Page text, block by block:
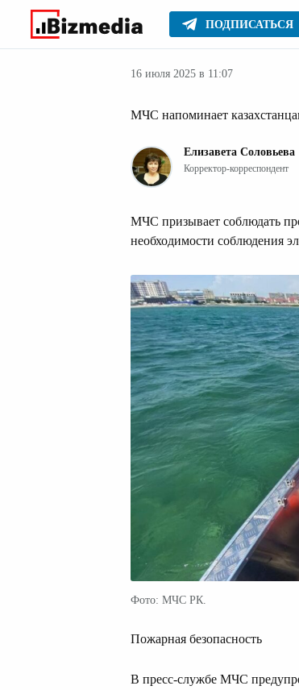
ПОДПИСАТЬСЯ
Главное Новости
16 июля 2025 в 11:07
МЧС напоминает
Елизавета Соловьева
Корректор-корреспондент
МЧС призывает соблюдать
необходимости соблюдения
Фото: МЧС РК.
Пожарная безопасность
В пресс-службе МЧС